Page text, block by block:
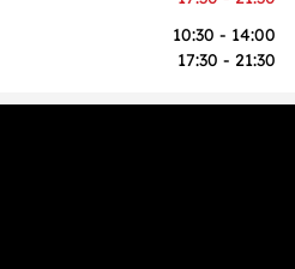
10:30 - 14:00
17:30 - 21:30